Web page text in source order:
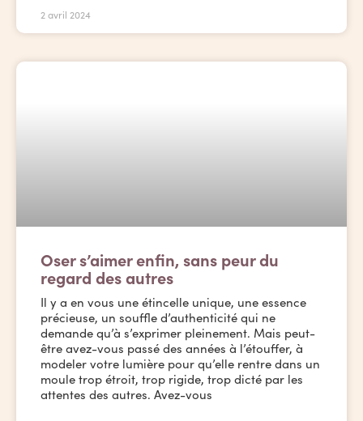
2 avril 2024
Oser s’aimer enfin, sans peur du
regard des autres
Il y a en vous une étincelle unique, une essence
précieuse, un souffle d’authenticité qui ne
demande qu’à s’exprimer pleinement. Mais peut-
être avez-vous passé des années à l’étouffer, à
modeler votre lumière pour qu’elle rentre dans un
moule trop étroit, trop rigide, trop dicté par les
attentes des autres. Avez-vous